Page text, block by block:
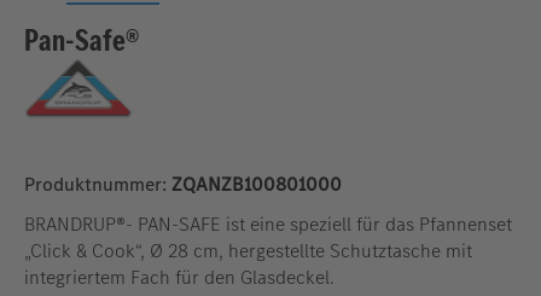
Pan-Safe®
Produktnummer: ZQANZB100801000
BRANDRUP®- PAN-SAFE ist eine speziell für das Pfannenset
„Click & Cook“, Ø 28 cm, hergestellte Schutztasche mit
integriertem Fach für den Glasdeckel.